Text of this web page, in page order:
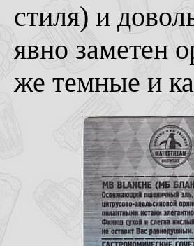
стиля) и
явно заметен
же темные и